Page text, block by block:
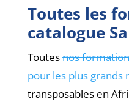
Toutes les
catalogue
Toutesnos
pour les plus grands
transposables en